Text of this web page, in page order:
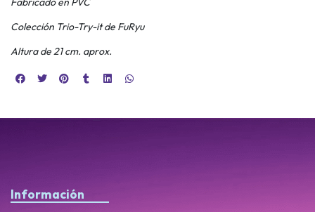
Colección Trio-Try-it de FuRyu
Altura de 21 cm. aprox.
Información